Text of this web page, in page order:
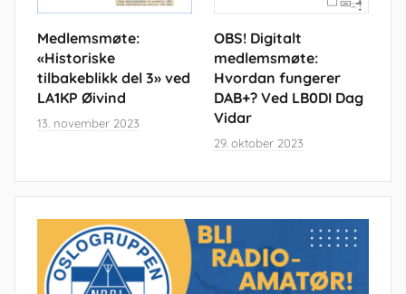
Medlemsmøte:
«Historiske
tilbakeblikk del 3» ved
LA1KP Øivind
13. november 2023
OBS! Digitalt
medlemsmøte:
Hvordan fungerer
DAB+? Ved LB0DI Dag
Vidar
29. oktober 2023